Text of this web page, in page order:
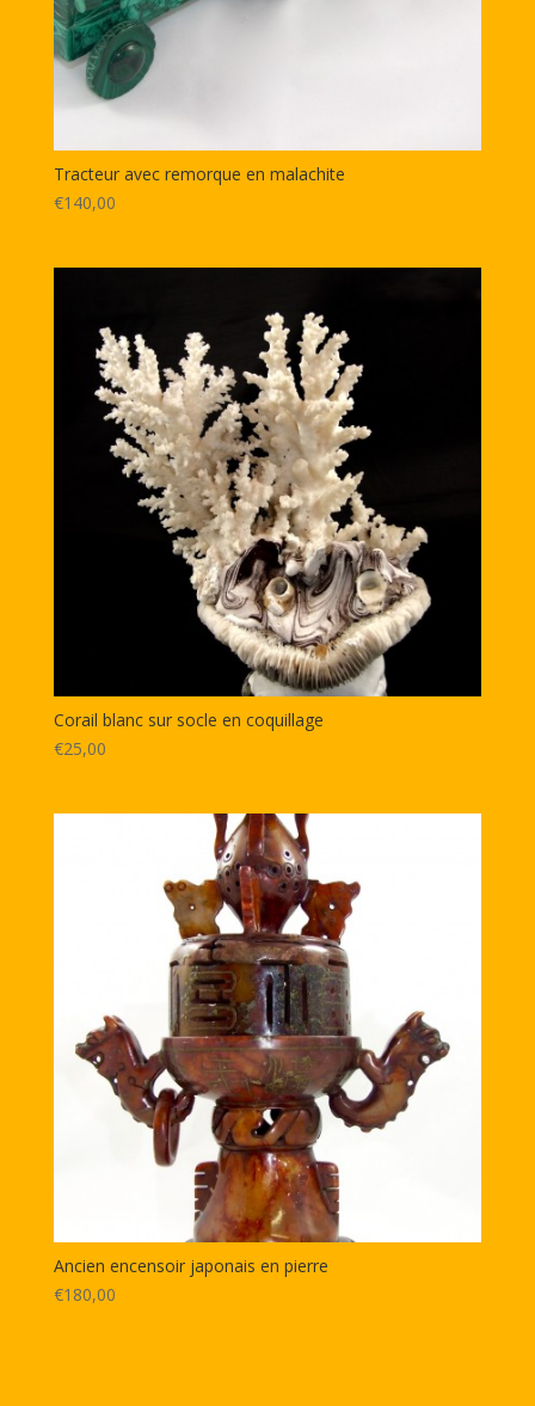
Tracteur avec remorque en malachite
€140,00
Corail blanc sur socle en coquillage
€25,00
Ancien encensoir japonais en pierre
€180,00